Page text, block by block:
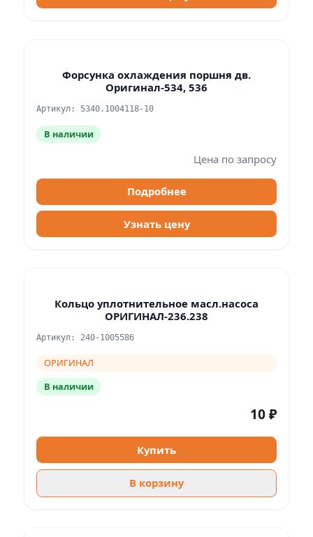
Форсунка охлаждения поршня дв.
Оригинал-534, 536
Артикул: 5340.1004118-10
В наличии
Цена по запросу
Подробнее
Узнать цену
Кольцо уплотнительное масл.насоса
ОРИГИНАЛ-236.238
Артикул: 240-1005586
ОРИГИНАЛ
В наличии
10 ₽
Купить
В корзину